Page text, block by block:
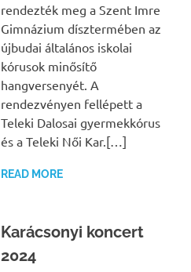
rendezték meg a Szent Imre
Gimnázium dísztermében az
újbudai általános iskolai
kórusok minősítő
hangversenyét. A
rendezvényen fellépett a
Teleki Dalosai gyermekkórus
és a Teleki Női Kar.[…]
READ MORE
Karácsonyi koncert
2024